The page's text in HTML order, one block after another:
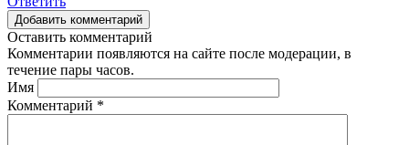
Добавить комментарий
Оставить комментарий
Комментарии появляются на сайте после модерации, в
течение пары часов.
Имя
Комментарий *